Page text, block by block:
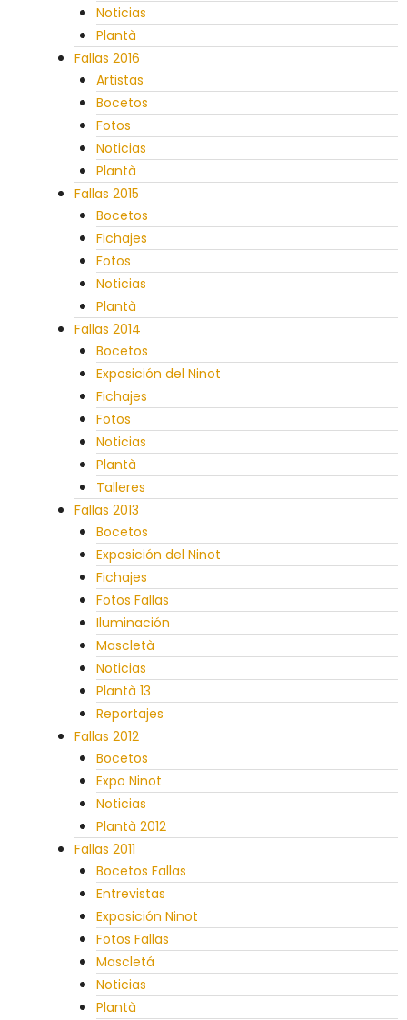
Noticias
Plantà
Fallas 2016
Artistas
Bocetos
Fotos
Noticias
Plantà
Fallas 2015
Bocetos
Fichajes
Fotos
Noticias
Plantà
Fallas 2014
Bocetos
Exposición del Ninot
Fichajes
Fotos
Noticias
Plantà
Talleres
Fallas 2013
Bocetos
Exposición del Ninot
Fichajes
Fotos Fallas
Iluminación
Mascletà
Noticias
Plantà 13
Reportajes
Fallas 2012
Bocetos
Expo Ninot
Noticias
Plantà 2012
Fallas 2011
Bocetos Fallas
Entrevistas
Exposición Ninot
Fotos Fallas
Mascletá
Noticias
Plantà